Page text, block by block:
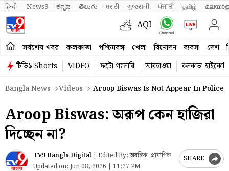
हिन्दी News9 ಕನ್ನಡ తెలుగు मराठी ગુજરાતી ਪੰਜਾਬੀ தமிழ்
AQI
সর্বশেষ খবর কলকাতা পশ্চিমবঙ্গ খেলা বিনোদন ব্যবসা দেশ
টিভি৯ Shorts VIDEO ফটো গ্যালারি আবহাওয়া
কলকাতা হাইকোর্ট
Bangla News
Videos Aroop Biswas Is Not Appear In Police
Aroop Biswas: অরূপ কেন হাজিরা
দিচ্ছেন না?
TV9 Bangla Digital | Edited By: অবন্তিকা প্রামাণিক
Updated on: Jun 08, 2026 | 11:27 PM
SHARE